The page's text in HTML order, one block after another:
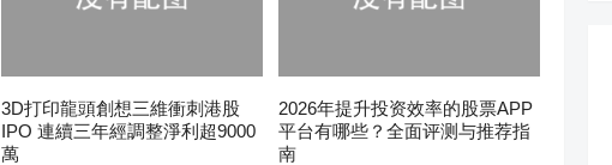
3D打印龍頭創想三維衝刺港股
IPO 連續三年經調整淨利超9000
萬
2026年提升投资效率的股票APP
平台有哪些？全面评测与推荐指
南